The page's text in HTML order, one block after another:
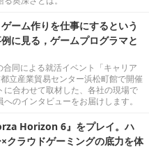
ゲーム作りを仕事にするという
に見る，ゲームプログラマと
同による就活イベント「キャリア
立産業貿易センター浜松町館で開催
に合わせて取材した、各社の現場で
のインタビューをお届けします。
Horizon 6』をプレイ。ハ
クラウドゲーミングの底力を体